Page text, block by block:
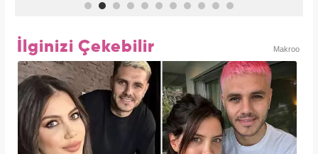
İlginizi Çekebilir Makroo